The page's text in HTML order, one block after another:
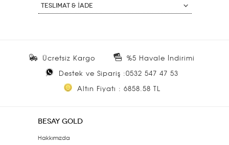
Teslimat & İade
Ücretsiz Kargo
%5 Havale İndirimi
Destek ve Sipariş :0532 547 47 53
Altın Fiyatı : 6858.58 TL
BESAY GOLD
Hakkımızda